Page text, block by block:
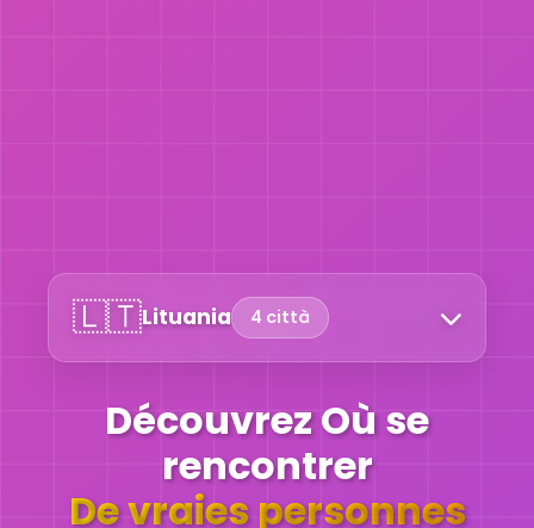
🇱🇹Lituania 4 città
Découvrez Où se
rencontrer
De vraies personnes